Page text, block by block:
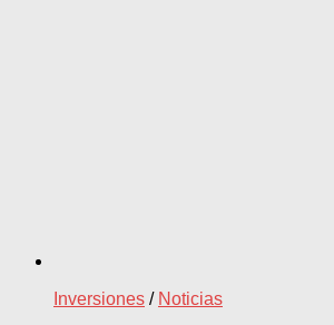
Inversiones / Noticias